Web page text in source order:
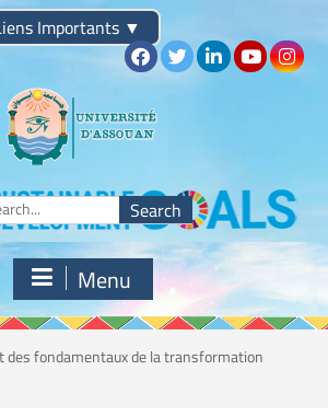
Importants ▼
Skip
to
content
Menu
des fondamentaux de la transformation